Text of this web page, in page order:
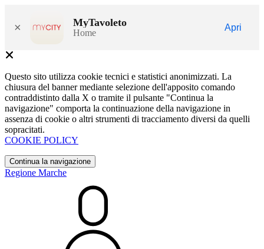
× MyTavoleto
Home
Apri
Questo sito utilizza cookie tecnici e statistici anonimizzati. La
chiusura del banner mediante selezione dell'apposito comando
contraddistinto dalla X o tramite il pulsante "Continua la
navigazione" comporta la continuazione della navigazione in
assenza di cookie o altri strumenti di tracciamento diversi da quelli
sopracitati.
COOKIE POLICY
Continua la navigazione
Regione Marche